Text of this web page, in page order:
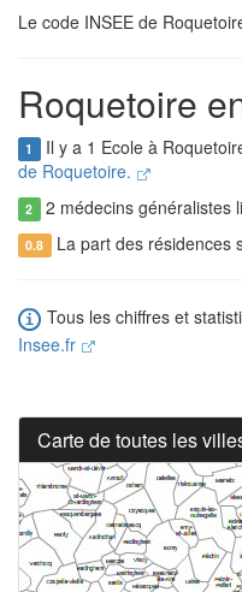
Le code INSEE de
Roquetoire
1 Il y a 1 Ecole à
de Roquetoire.
2 2 médecins généralistes
0.8 La part des résidences
Tous les chiffres et
Insee.fr
Carte de toutes les